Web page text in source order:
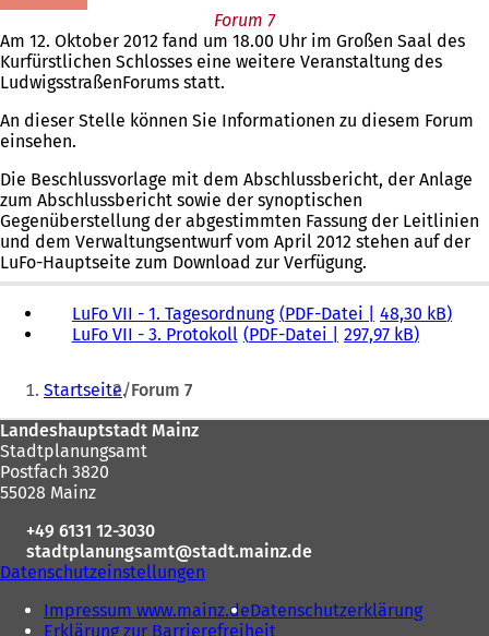
Forum 7
Am 12. Oktober 2012 fand um 18.00 Uhr im Großen Saal des
Kurfürstlichen Schlosses eine weitere Veranstaltung des
LudwigsstraßenForums statt.
An dieser Stelle können Sie Informationen zu diesem Forum
einsehen.
Die Beschlussvorlage mit dem Abschlussbericht, der Anlage
zum Abschlussbericht sowie der synoptischen
Gegenüberstellung der abgestimmten Fassung der Leitlinien
und dem Verwaltungsentwurf vom April 2012 stehen auf der
LuFo-Hauptseite zum Download zur Verfügung.
LuFo VII - 1. Tagesordnung PDF-Datei
48,30 kB
LuFo VII - 3. Protokoll PDF-Datei 297,97 kB
Sie
befinden
sich
hier:
Startseite Forum 7
Fußbereich
Landeshauptstadt Mainz
Stadtplanungsamt
Postfach 3820
55028 Mainz
+49 6131 12-3030
stadtplanungsamt
stadt.mainz de
Datenschutzeinstellungen
Impressum www.mainz.deDatenschutzerklärung
Erklärung zur Barrierefreiheit